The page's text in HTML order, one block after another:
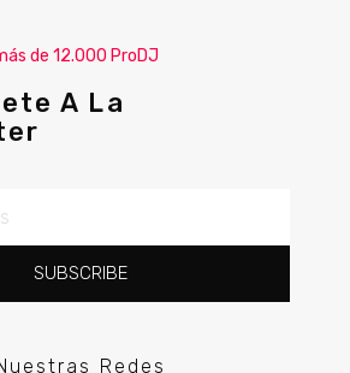
de 12.000 ProDJ
A La
SUBSCRIBE
Redes